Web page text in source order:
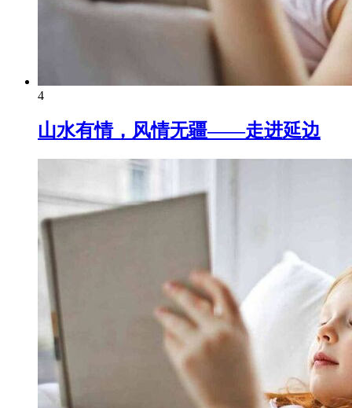
4
山水有情，风情无疆——走进延边